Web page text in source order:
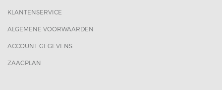
KLANTENSERVICE
ALGEMENE VOORWAARDEN
ACCOUNT GEGEVENS
ZAAGPLAN